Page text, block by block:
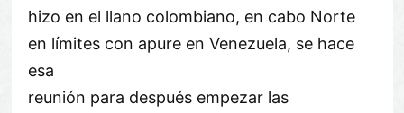
hizo en el llano colombiano, en cabo Norte
en límites con apure en Venezuela, se hace
esa
reunión para después empezar las